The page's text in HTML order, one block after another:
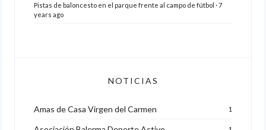
Pistas de baloncesto en el parque frente al campo de fútbol ·7
years ago
NOTICIAS
Amas de Casa Virgen del Carmen 1